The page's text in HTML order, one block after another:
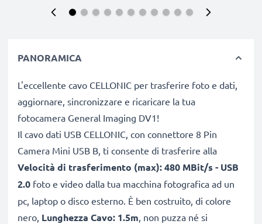
PANORAMICA
L'eccellente cavo CELLONIC per trasferire foto e dati,
aggiornare, sincronizzare e ricaricare la tua
fotocamera General Imaging DV1!
Il cavo dati USB CELLONIC, con connettore 8 Pin
Camera Mini USB B, ti consente di trasferire alla
Velocità di trasferimento (max): 480 MBit/s - USB
2.0 foto e video dalla tua macchina fotografica ad un
pc, laptop o disco esterno. È ben costruito, di colore
nero, Lunghezza Cavo: 1.5m, non puzza né si